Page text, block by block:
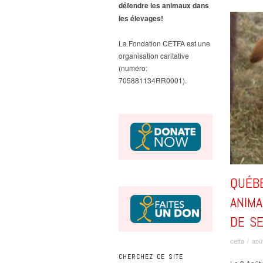
défendre les animaux dans
les élevages!
La Fondation CETFA est une
organisation caritative
(numéro:
705881134RR0001).
CHERCHEZ CE SITE
DE
cetfa /